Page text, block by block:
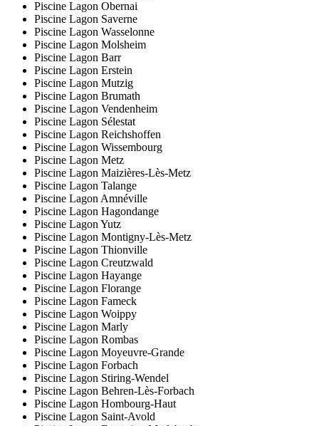
Piscine Lagon Obernai
Piscine Lagon Saverne
Piscine Lagon Wasselonne
Piscine Lagon Molsheim
Piscine Lagon Barr
Piscine Lagon Erstein
Piscine Lagon Mutzig
Piscine Lagon Brumath
Piscine Lagon Vendenheim
Piscine Lagon Sélestat
Piscine Lagon Reichshoffen
Piscine Lagon Wissembourg
Piscine Lagon Metz
Piscine Lagon Maizières-Lès-Metz
Piscine Lagon Talange
Piscine Lagon Amnéville
Piscine Lagon Hagondange
Piscine Lagon Yutz
Piscine Lagon Montigny-Lès-Metz
Piscine Lagon Thionville
Piscine Lagon Creutzwald
Piscine Lagon Hayange
Piscine Lagon Florange
Piscine Lagon Fameck
Piscine Lagon Woippy
Piscine Lagon Marly
Piscine Lagon Rombas
Piscine Lagon Moyeuvre-Grande
Piscine Lagon Forbach
Piscine Lagon Stiring-Wendel
Piscine Lagon Behren-Lès-Forbach
Piscine Lagon Hombourg-Haut
Piscine Lagon Saint-Avold